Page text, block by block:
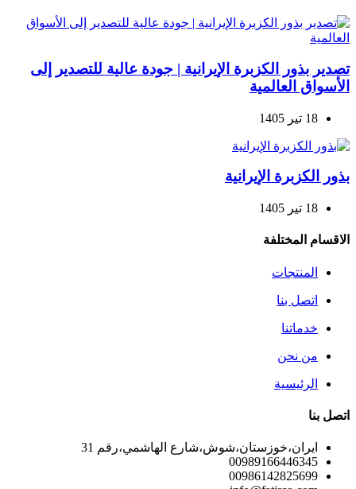
تصدير بذور الكزبرة الإيرانية | جودة عالية للتصدير إلى
الأسواق العالمية
18 تیر 1405
بذور الكزبرة الإيرانية
18 تیر 1405
الاقسام المختلفة
المنتجات
اتصل بنا
خدماتنا
من نحن
الرئيسية
اتصل بنا
ايران،خوزستان،شوش،شارع الهاشمي،رقم 31
00989166446345
00986142825699